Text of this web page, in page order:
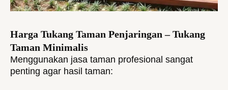
Harga Tukang Taman Penjaringan – Tukang
Taman Minimalis
Menggunakan jasa taman profesional sangat
penting agar hasil taman: